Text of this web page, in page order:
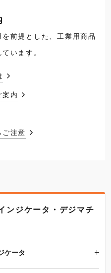
前提とした、工業用商品
います。
内
注意
ンジケータ・デジマチ
ケータ